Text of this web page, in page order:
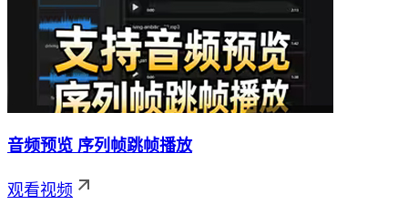
音频预览 序列帧跳帧播放
观看视频